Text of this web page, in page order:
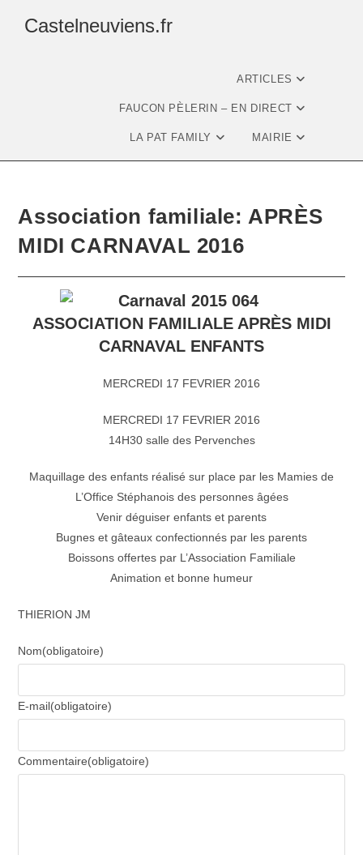
Castelneuviens.fr
ARTICLES
FAUCON PÈLERIN – EN DIRECT
LA PAT FAMILY MAIRIE
Association familiale: APRÈS
MIDI CARNAVAL 2016
ASSOCIATION FAMILIALE APRÈS MIDI
CARNAVAL ENFANTS
MERCREDI 17 FEVRIER 2016
MERCREDI 17 FEVRIER 2016
14H30 salle des Pervenches
Maquillage des enfants réalisé sur place par les Mamies de
L’Office Stéphanois des personnes âgées
Venir déguiser enfants et parents
Bugnes et gâteaux confectionnés par les parents
Boissons offertes par L’Association Familiale
Animation et bonne humeur
THIERION JM
Nom(obligatoire)
E-mail(obligatoire)
Commentaire(obligatoire)